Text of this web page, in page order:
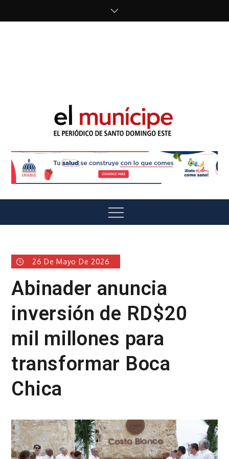
El Munícipe
Menu
26 De Mayo De 2026
Abinader anuncia
inversión de RD$20
mil millones para
transformar Boca
Chica